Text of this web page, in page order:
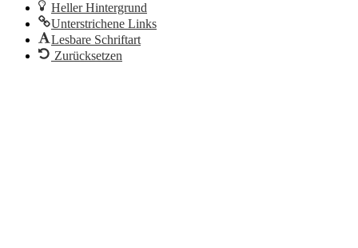
Heller Hintergrund
Unterstrichene Links
Lesbare Schriftart
Zurücksetzen